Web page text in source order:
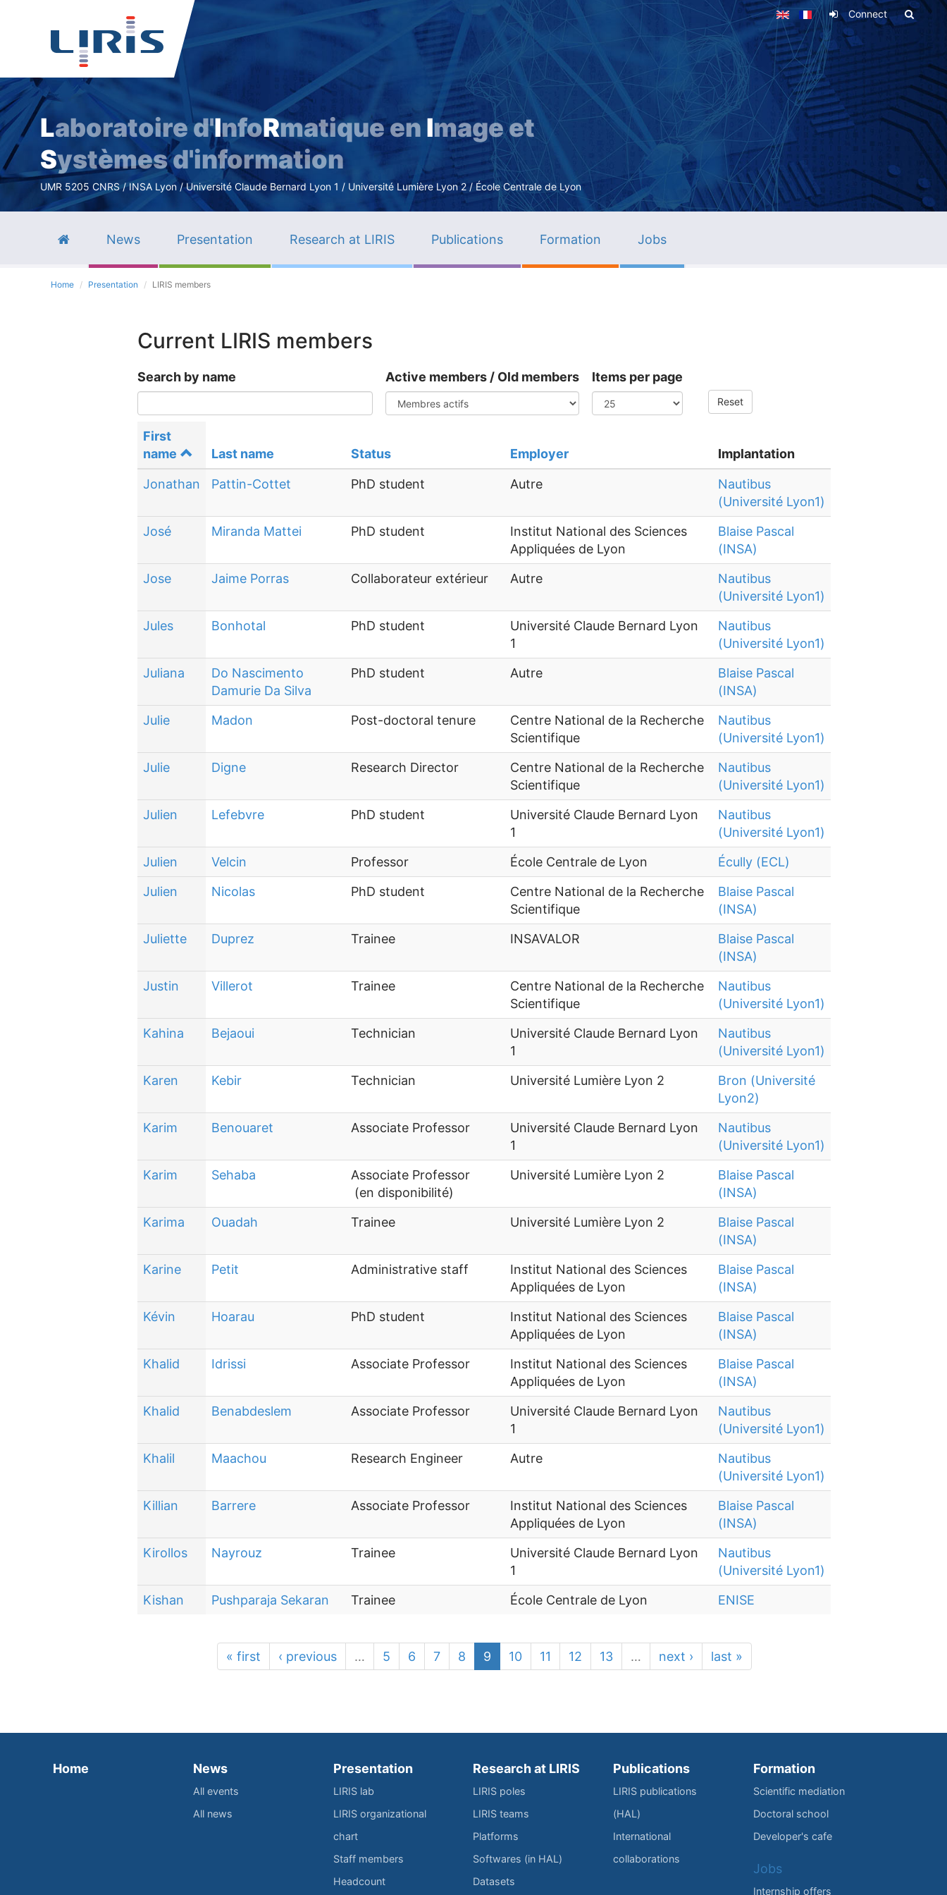
Skip
main
content
Connect
Laboratoire d'InfoRmatique en Image et
Systèmes d'information
UMR 5205 CNRS / INSA Lyon / Université Claude Bernard Lyon 1 / Université Lumière Lyon 2 / École Centrale de Lyon
News Presentation Research at LIRIS Publications Formation Jobs
Home Presentation LIRIS members
Current LIRIS members
Search by name Active members / Old members Items per page
Reset
First
name
Last name Status Employer Implantation
Jonathan Pattin-Cottet PhD student Autre
Nautibus
(Université Lyon1)
José
Miranda Mattei PhD student
Institut National des Sciences
Appliquées de Lyon
Blaise Pascal
(INSA)
Jose
Jaime Porras Collaborateur extérieur Autre
Nautibus
(Université Lyon1)
Jules
Bonhotal PhD student
Université Claude Bernard Lyon
1
Nautibus
(Université Lyon1)
Juliana
Do Nascimento
Damurie Da Silva
PhD student Autre
Blaise Pascal
(INSA)
Julie
Madon Post-doctoral tenure
Centre National de la Recherche
Scientifique
Nautibus
(Université Lyon1)
Julie
Digne Research Director
Centre National de la Recherche
Scientifique
Nautibus
(Université Lyon1)
Julien
Lefebvre PhD student
Université Claude Bernard Lyon
1
Nautibus
(Université Lyon1)
Julien
Velcin Professor École Centrale de Lyon
Écully (ECL)
Julien
Nicolas PhD student
Centre National de la Recherche
Scientifique
Blaise Pascal
(INSA)
Juliette
Duprez Trainee INSAVALOR
Blaise Pascal
(INSA)
Justin
Villerot Trainee
Centre National de la Recherche
Scientifique
Nautibus
(Université Lyon1)
Kahina
Bejaoui Technician
Université Claude Bernard Lyon
1
Nautibus
(Université Lyon1)
Karen
Kebir Technician Université Lumière Lyon 2
Bron (Université
Lyon2)
Karim
Benouaret Associate Professor
Université Claude Bernard Lyon
1
Nautibus
(Université Lyon1)
Karim
Sehaba
Associate Professor
(en disponibilité)
Université Lumière Lyon 2
Blaise Pascal
(INSA)
Karima
Ouadah Trainee Université Lumière Lyon 2
Blaise Pascal
(INSA)
Karine
Petit Administrative staff
Institut National des Sciences
Appliquées de Lyon
Blaise Pascal
(INSA)
Kévin
Hoarau PhD student
Institut National des Sciences
Appliquées de Lyon
Blaise Pascal
(INSA)
Khalid
Idrissi Associate Professor
Institut National des Sciences
Appliquées de Lyon
Blaise Pascal
(INSA)
Khalid
Benabdeslem Associate Professor
Université Claude Bernard Lyon
1
Nautibus
(Université Lyon1)
Khalil
Maachou Research Engineer Autre
Nautibus
(Université Lyon1)
Killian
Barrere Associate Professor
Institut National des Sciences
Appliquées de Lyon
Blaise Pascal
(INSA)
Kirollos
Nayrouz Trainee
Université Claude Bernard Lyon
1
Nautibus
(Université Lyon1)
Kishan
Pushparaja Sekaran Trainee École Centrale de Lyon ENISE
« first ‹ previous … 5 6 7 8 9 10 11 12 13 … next › last »
Home News
All events
All news
Presentation
LIRIS lab
LIRIS organizational
chart
Staff members
Headcount
Research at LIRIS
LIRIS poles
LIRIS teams
Platforms
Softwares (in HAL)
Datasets
Publications
LIRIS publications
(HAL)
International
collaborations
Formation
Scientific mediation
Doctoral school
Developer's cafe
Jobs
Internship offers